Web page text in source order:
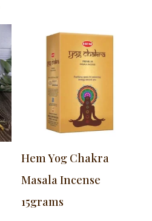
Hem Yog Chakra
Masala Incense
15grams